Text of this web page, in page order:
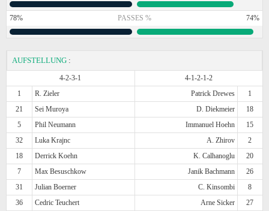
78% PASSES % 74%
AUFSTELLUNG :
4-2-3-1
4-1-2-1-2
1
R. Zieler Patrick Drewes
1
21
Sei Muroya D. Diekmeier
18
5
Phil Neumann Immanuel Hoehn
15
32
Luka Krajnc A. Zhirov
2
18
Derrick Koehn K. Calhanoglu
20
7
Max Besuschkow Janik Bachmann
26
31
Julian Boerner C. Kinsombi
8
36
Cedric Teuchert Arne Sicker
27